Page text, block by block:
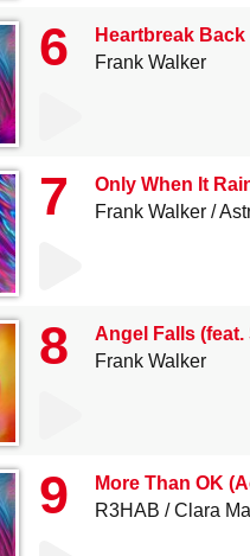
6
Heartbreak
Frank Walker
7
Only When It
Frank Walker
8
Angel Falls
Frank Walker
9
More Than OK
R3HAB
Clara